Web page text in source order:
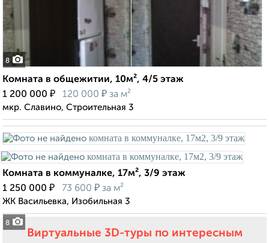
8
Комната в общежитии, 10м², 4/5 этаж
1 200 000 ₽ 120 000 ₽ за м²
мкр. Славино, Строительная 3
8
Комната в коммуналке, 17м², 3/9 этаж
1 250 000 ₽ 73 600 ₽ за м²
ЖК Васильевка, Изобильная 3
Виртуальные 3D-туры по интересным